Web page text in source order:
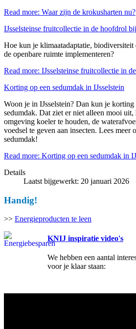
Read more: Waar zijn de krokusharten nu?
IJsselsteinse fruitcollectie in de hoofdrol
Hoe kun je klimaatadaptatie,
de openbare ruimte implementeren?
Read more: IJsselsteinse fruitcollectie in
Korting op een sedumdak in IJsselstein
Woon je in IJsselstein? Dan kun je
sedumdak. Dat ziet er niet alleen mooi uit,
omgeving koeler te houden, de
voedsel te geven aan insecten. Lees meer
sedumdak!
Read more: Korting op een sedumdak in
Details
Laatst bijgewerkt: 20 januari 2026
Handig!
>> Energieproducten te leen
KNIJ inspiratie video's
We hebben een aantal
voor je klaar staan: